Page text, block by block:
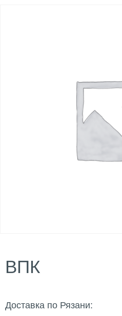
ВПК
Доставка по Рязани: